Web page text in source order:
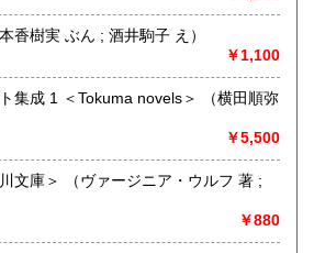
でない本があります、メール・電話等
ます。
科学、美術工芸、外国文学、趣味、サ
般（その他）
やまねこ （湯本香樹実 ぶん ; 酒井駒子 え）
￥1,100
1 ＜Tokuma novels＞ （横田順弥
￥5,500
ア・ウルフ 著 ;
￥880